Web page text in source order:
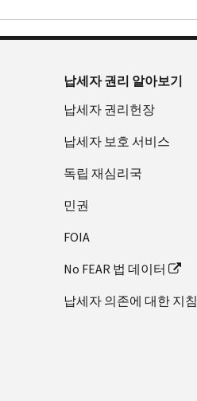
납세자 권리 알아보기
납세자 권리헌장
납세자 보호 서비스
독립 재심리국
민권
FOIA
No FEAR 법 데이터
납세자 의존에 대한 지침